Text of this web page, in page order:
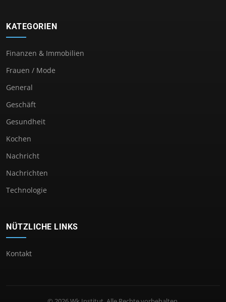
KATEGORIEN
Finanzen & Immobilien
Frauen / Mode
General
Geschäft
Gesundheit
Kochen
Nachricht
Nachrichten
Technologie
NÜTZLICHE LINKS
Kontakt